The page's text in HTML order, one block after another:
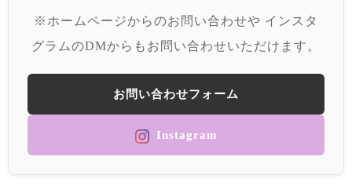
※ホームページからのお問い合わせや インスタ
グラムのDMからもお問い合わせいただけます。
お問い合わせフォーム
Instagram